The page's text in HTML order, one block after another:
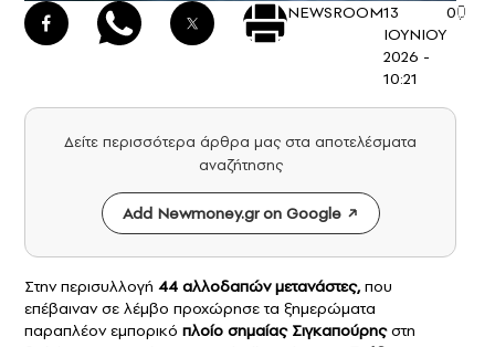
NEWSROOM13
ΙΟΥΝΙΟΥ
2026 -
10:21
0
Δείτε περισσότερα άρθρα μας στα αποτελέσματα
αναζήτησης
Add Newmoney.gr on Google
Στην περισυλλογή 44 αλλοδαπώνμετανάστες,που
επέβαιναν σε λέμβο προχώρησε τα ξημερώματα
παραπλέον εμπορικό πλοίο σημαίας Σιγκαπούρηςστη